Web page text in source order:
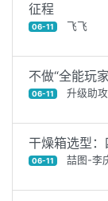
征程
06-11 飞飞
不做“全能玩
06-11 升级助攻
干燥箱选型
06-11 喆图-李